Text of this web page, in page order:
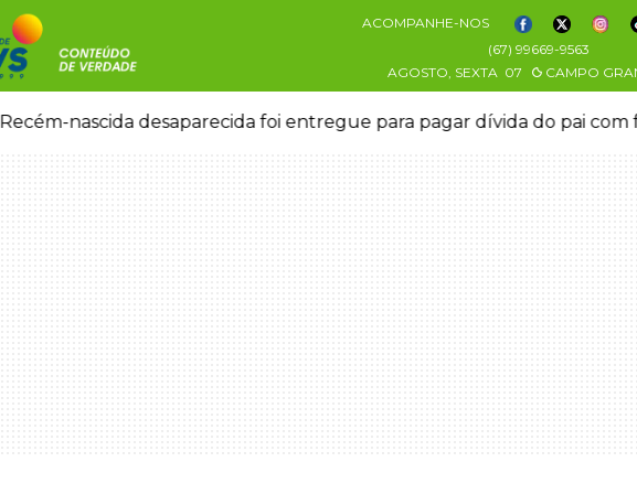
ACOMPANHE-NOS
(67) 99669-9563
AGOSTO, SEXTA 07 CAMPO
Recém-nascida desaparecida foi entregue para pagar dívida do pai com